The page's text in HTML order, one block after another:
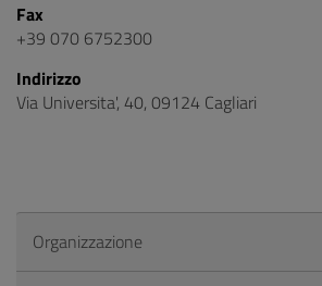
Fax
+39 070 6752300
Indirizzo
Via Universita', 40, 09124 Cagliari
Organizzazione